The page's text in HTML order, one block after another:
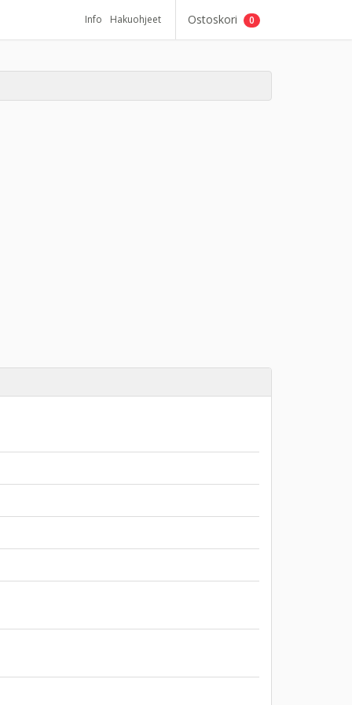
Info Hakuohjeet Ostoskori 0